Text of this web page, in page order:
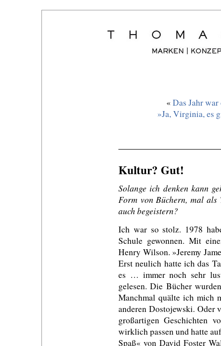
« Das Jahr
»Ja, Virginia, es
Kultur? Gut!
Solange ich denken kann
Form von Büchern, mal
auch begeistern?
Ich war so stolz. 1978
Schule gewonnen. Mit
Henry Wilson. »Jeremy
Erst neulich hatte ich das
es … immer noch sehr
gelesen. Die Bücher
Manchmal quälte ich mich
anderen Dostojewski. Oder
großartigen Geschichten
wirklich passen und hatte
Spaß« von David Foster